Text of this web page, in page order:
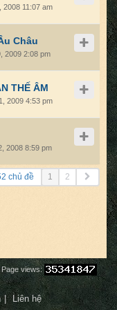
2008 11:07 am
Châu
2009 2:08 pm
THẾ ÂM
2009 4:53 pm
2008 8:59 pm
chủ đề 1 2
Trang
kế
views:
Liên hệ